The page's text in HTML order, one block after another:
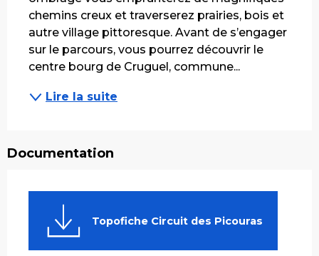
chemins creux et traverserez prairies, bois et
autre village pittoresque. Avant de s’engager
sur le parcours, vous pourrez découvrir le
centre bourg de Cruguel, commune...
Lire la suite
Documentation
Topofiche Circuit des Picouras